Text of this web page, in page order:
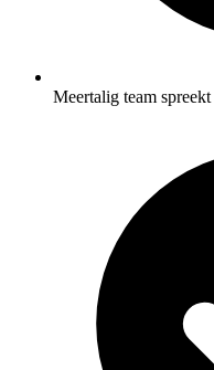
Meertalig team